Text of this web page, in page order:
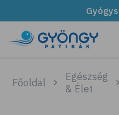
Főoldal
Egészség
& Élet